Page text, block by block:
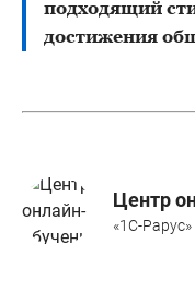
подходящий
достижения
Центр
«1С-Рарус»